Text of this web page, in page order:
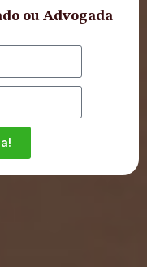
ou Advogada